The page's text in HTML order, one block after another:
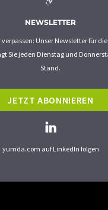
NEWSLETTER
Unser Newsletter für
Sie jeden Dienstag und
Stand.
JETZT ABONNIEREN
yumda.com auf LinkedIn folgen